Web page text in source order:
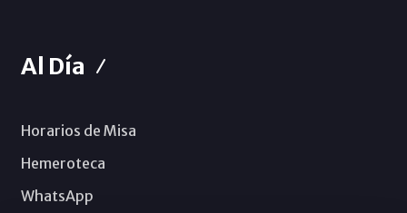
Al Día
Horarios de Misa
Hemeroteca
WhatsApp